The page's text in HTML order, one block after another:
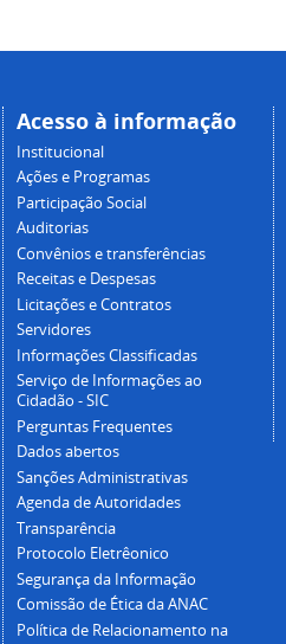
Acesso à informação
Institucional
Ações e Programas
Participação Social
Auditorias
Convênios e transferências
Receitas e Despesas
Licitações e Contratos
Servidores
Informações Classificadas
Serviço de Informações ao
Cidadão - SIC
Perguntas Frequentes
Dados abertos
Sanções Administrativas
Agenda de Autoridades
Transparência
Protocolo Eletrêonico
Segurança da Informação
Comissão de Ética da ANAC
Política de Relacionamento na